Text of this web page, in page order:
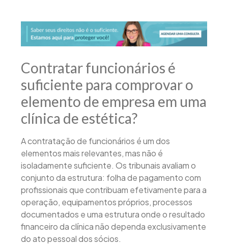
Contratar funcionários é
suficiente para comprovar o
elemento de empresa em uma
clínica de estética?
A contratação de funcionários é um dos
elementos mais relevantes, mas não é
isoladamente suficiente. Os tribunais avaliam o
conjunto da estrutura: folha de pagamento com
profissionais que contribuam efetivamente para a
operação, equipamentos próprios, processos
documentados e uma estrutura onde o resultado
financeiro da clínica não dependa exclusivamente
do ato pessoal dos sócios.